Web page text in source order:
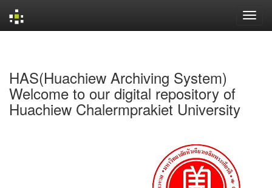
HAS(Huachiew Archiving System)
Welcome to our digital repository of
Huachiew Chalermprakiet University